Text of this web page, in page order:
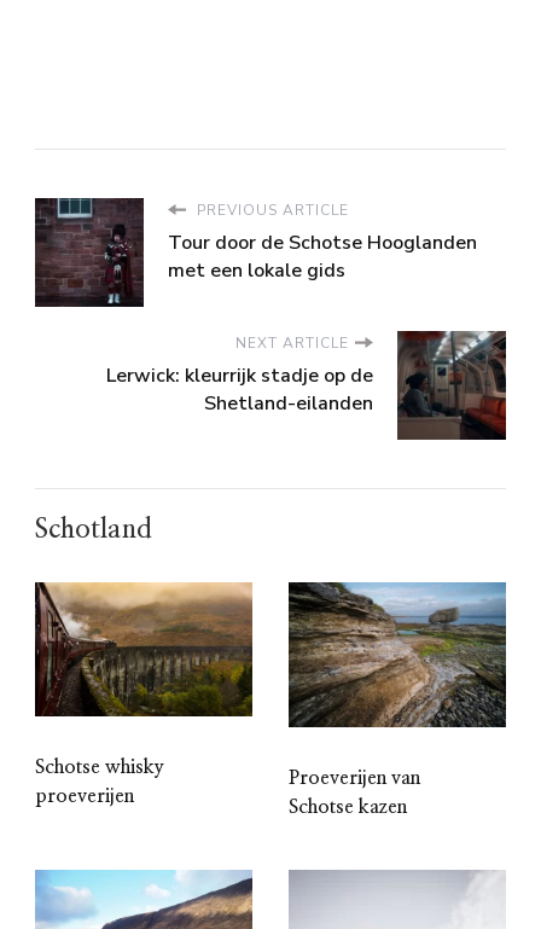
PREVIOUS ARTICLE
Tour door de Schotse Hooglanden
met een lokale gids
NEXT ARTICLE
Lerwick: kleurrijk stadje op de
Shetland-eilanden
Schotland
Schotse whisky
proeverijen
Proeverijen van
Schotse kazen